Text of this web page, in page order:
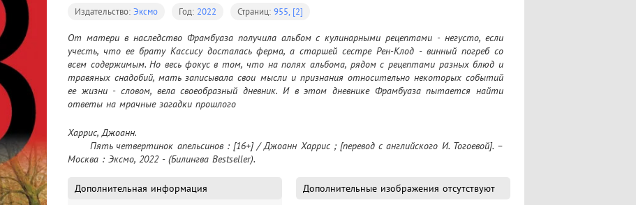
Издательство: Эксмо Год: 2022 Страниц: 955, [2]
От матери в наследство Фрамбуаза получила альбом с кулинарными рецептами - негусто, если
учесть, что ее брату Кассису досталась ферма, а старшей сестре Рен-Клод - винный погреб со
всем содержимым. Но весь фокус в том, что на полях альбома, рядом с рецептами разных блюд и
травяных снадобий, мать записывала свои мысли и признания относительно некоторых событий
ее жизни - словом, вела своеобразный дневник. И в этом дневнике Фрамбуаза пытается найти
ответы на мрачные загадки прошлого
Харрис, Джоанн.
	Пять четвертинок апельсинов : [16+] / Джоанн Харрис ; [перевод с английского И. Тогоевой]. –
Москва : Эксмо, 2022 - (Билингва Bestseller).
Дополнительная информация Дополнительные изображения отсутствуют